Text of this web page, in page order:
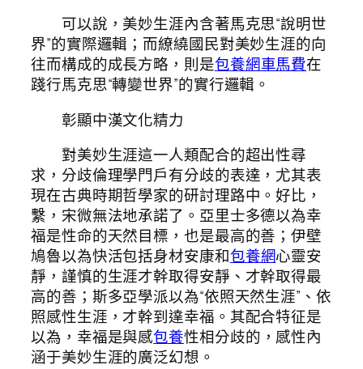
可以說，美妙生涯內含著馬克思“說明世
界”的實際邏輯；而繚繞國民對美妙生涯的向
往而構成的成長方略，則是包養網車馬費在
踐行馬克思“轉變世界”的實行邏輯。
彰顯中漢文化精力
對美妙生涯這一人類配合的超出性尋
求，分歧倫理學門戶有分歧的表達，尤其表
現在古典時期哲學家的研討理路中。好比，
繫，宋微無法地承諾了。亞里士多德以為幸
福是性命的天然目標，也是最高的善；伊壁
鳩魯以為快活包括身材安康和包養網心靈安
靜，謹慎的生涯才幹取得安靜、才幹取得最
高的善；斯多亞學派以為“依照天然生涯”、依
照感性生涯，才幹到達幸福。其配合特征是
以為，幸福是與感包養性相分歧的，感性內
涵于美妙生涯的廣泛幻想。